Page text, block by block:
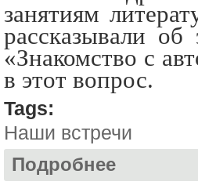
занятиям
рассказывали
«Знакомство с
в этот вопрос.
Tags:
Наши встречи
Подробнее